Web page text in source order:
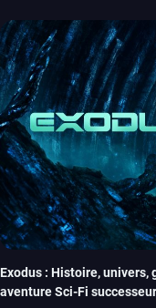
Exodus : Histoire, univers,
aventure Sci-Fi